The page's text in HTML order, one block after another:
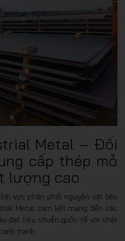
Metal – Đối
cấp thép mỏ
lượng cao
vực phân phối nguyên vật liệu
Metal cam kết mang đến các
đạt tiêu chuẩn quốc tế với chất
tranh.